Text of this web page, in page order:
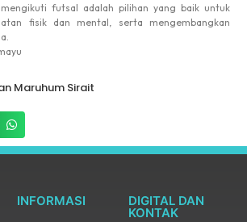
mengikuti futsal adalah pilihan yang baik untuk
fisik dan mental, serta mengembangkan
Maruhum Sirait
INFORMASI DIGITAL DAN
KONTAK